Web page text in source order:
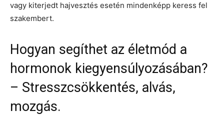
vagy kiterjedt hajvesztés esetén mindenképp keress fel
szakembert.
Hogyan segíthet az életmód a
hormonok kiegyensúlyozásában?
– Stresszcsökkentés, alvás,
mozgás.